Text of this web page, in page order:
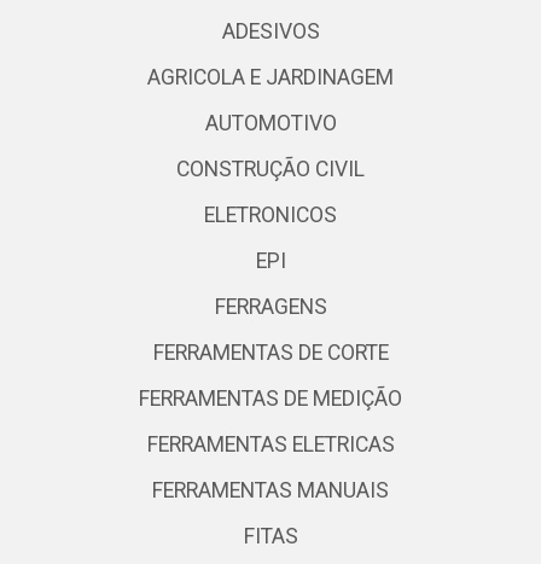
ADESIVOS
AGRICOLA E JARDINAGEM
AUTOMOTIVO
CONSTRUÇÃO CIVIL
ELETRONICOS
EPI
FERRAGENS
FERRAMENTAS DE CORTE
FERRAMENTAS DE MEDIÇÃO
FERRAMENTAS ELETRICAS
FERRAMENTAS MANUAIS
FITAS